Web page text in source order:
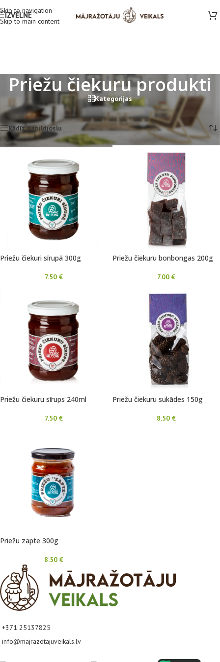
Skip to navigation
Skip to main content
IZVĒLNE
Priežu čiekuru produkti
Kategorijas
Sākums/Veikals/Priežu čiekuru produkti Showing all 5 results
Rādīt papildjoslu
Priežu čiekuri sīrupā 300g
7.50 €
Priežu čiekuru bonbongas 200g
7.00 €
Priežu čiekuru sīrups 240ml
7.50 €
Priežu čiekuru sukādes 150g
8.50 €
Priežu zapte 300g
8.50 €
+371 25137825
info@majrazotajuveikals.lv